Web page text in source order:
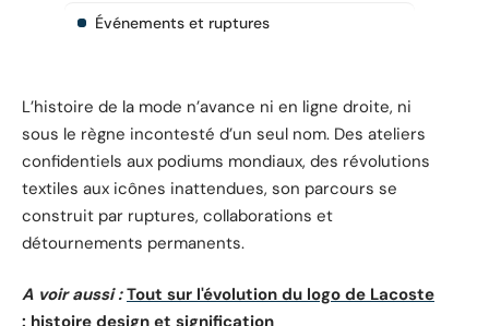
Événements et ruptures
L’histoire de la mode n’avance ni en ligne droite, ni
sous le règne incontesté d’un seul nom. Des ateliers
confidentiels aux podiums mondiaux, des révolutions
textiles aux icônes inattendues, son parcours se
construit par ruptures, collaborations et
détournements permanents.
A voir aussi : Tout sur l'évolution du logo de Lacoste